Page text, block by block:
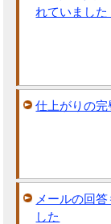
れていました
仕上がりの
メールの回
した